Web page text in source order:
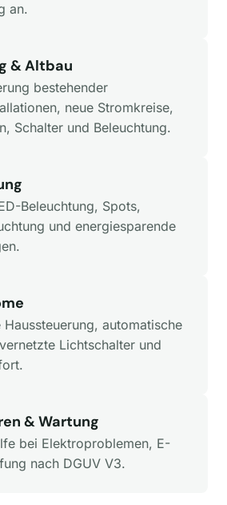
an.
& Altbau
bestehender
neue Stromkreise,
Schalter und Beleuchtung.
Beleuchtung, Spots,
und energiesparende
Haussteuerung, automatische
Lichtschalter und
& Wartung
bei Elektroproblemen, E-
nach DGUV V3.